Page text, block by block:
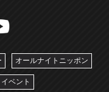
オールナイトニッポン
イベント